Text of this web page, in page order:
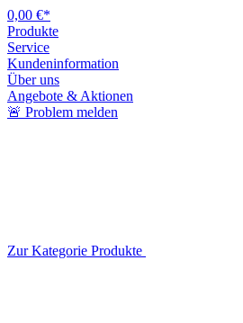
0,00 €*
Produkte
Service
Kundeninformation
Über uns
Angebote & Aktionen
🚨 Problem melden
Zur Kategorie Produkte